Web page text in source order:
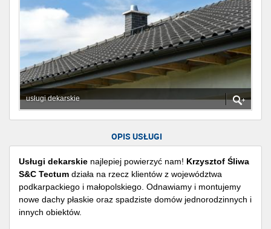
usługi dekarskie
OPIS USŁUGI
Usługi dekarskie najlepiej powierzyć nam! Krzysztof Śliwa
S&C Tectum działa na rzecz klientów z województwa
podkarpackiego i małopolskiego. Odnawiamy i montujemy
nowe dachy płaskie oraz spadziste domów jednorodzinnych i
innych obiektów.